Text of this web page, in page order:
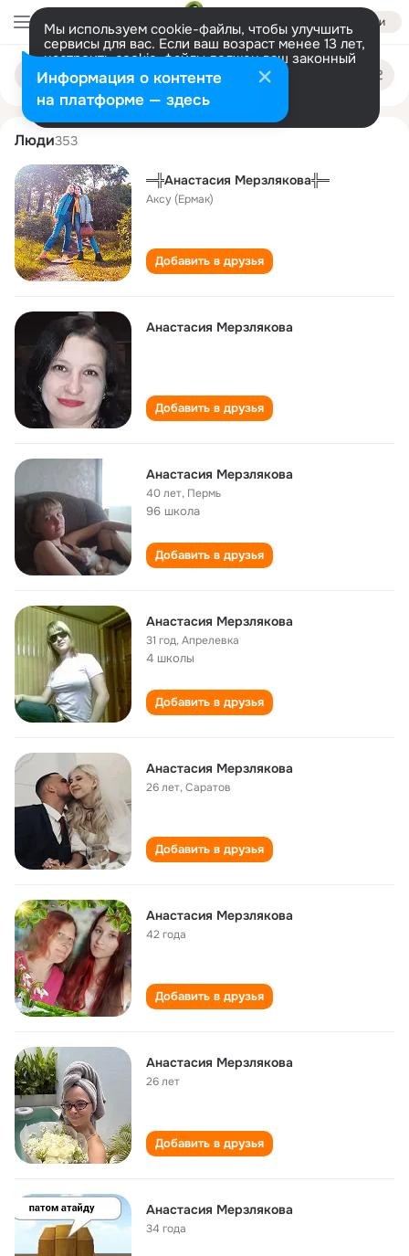
Войти
Мы используем cookie-файлы, чтобы улучшить
сервисы для вас. Если ваш возраст менее 13 лет,
настроить cookie-файлы должен ваш законный
представитель. Больше информации
Разрешить все Настроить
Поиск
людям
anastasiya merzlyakova
Люди353
═╬Анастасия Мерзлякова╬═
Аксу (Ермак)
Добавить в друзья
Анастасия Мерзлякова
Добавить в друзья
Анастасия Мерзлякова
40 лет, Пермь
96 школа
Добавить в друзья
Анастасия Мерзлякова
31 год,Апрелевка
4 школы
Добавить в друзья
Анастасия Мерзлякова
26 лет,Саратов
Добавить в друзья
Анастасия Мерзлякова
42 года
Добавить в друзья
Анастасия Мерзлякова
26 лет
Добавить в друзья
Анастасия Мерзлякова
34 года
Информация о контенте
на платформе — здесь